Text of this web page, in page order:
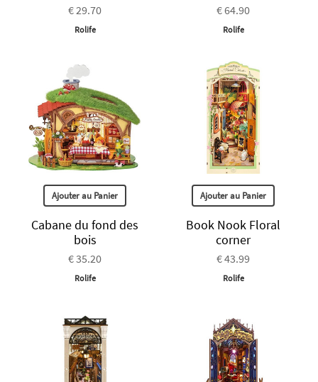
€ 29.70
Rolife
€ 64.90
Rolife
Ajouter au Panier
Cabane du fond des
bois
€ 35.20
Rolife
Ajouter au Panier
Book Nook Floral
corner
€ 43.99
Rolife